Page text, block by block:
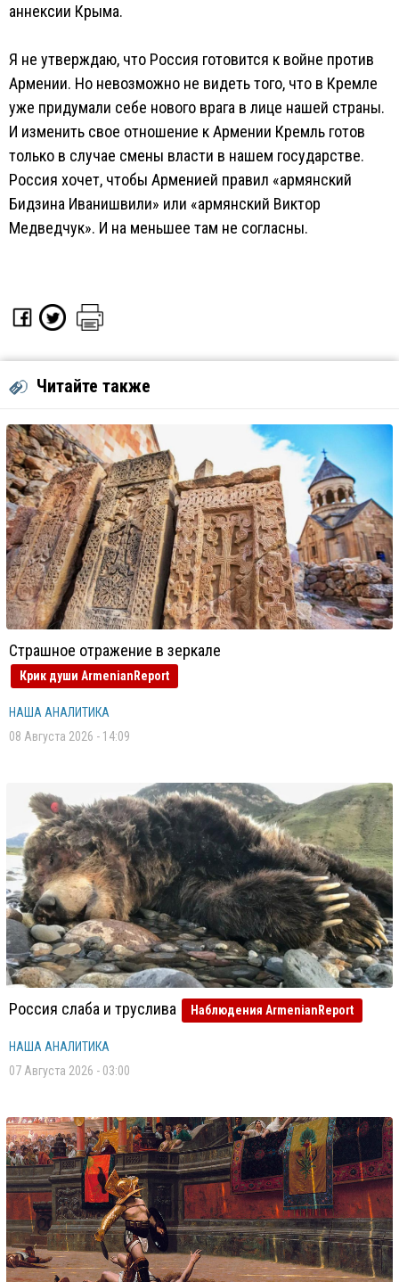
аннексии Крыма.
Я не утверждаю, что Россия готовится к войне против
Армении. Но невозможно не видеть того, что в Кремле
уже придумали себе нового врага в лице нашей страны.
И изменить свое отношение к Армении Кремль готов
только в случае смены власти в нашем государстве.
Россия хочет, чтобы Арменией правил «армянский
Бидзина Иванишвили» или «армянский Виктор
Медведчук». И на меньшее там не согласны.
Читайте также
Страшное отражение в зеркале
Крик души ArmenianReport
НАША АНАЛИТИКА
08 Августа 2026 - 14:09
Россия слаба и труслива Наблюдения ArmenianReport
НАША АНАЛИТИКА
07 Августа 2026 - 03:00